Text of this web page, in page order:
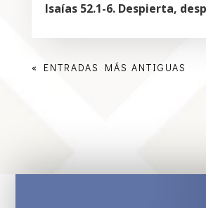
Isaías 52.1-6. Despierta,
« ENTRADAS MÁS ANTIGUAS